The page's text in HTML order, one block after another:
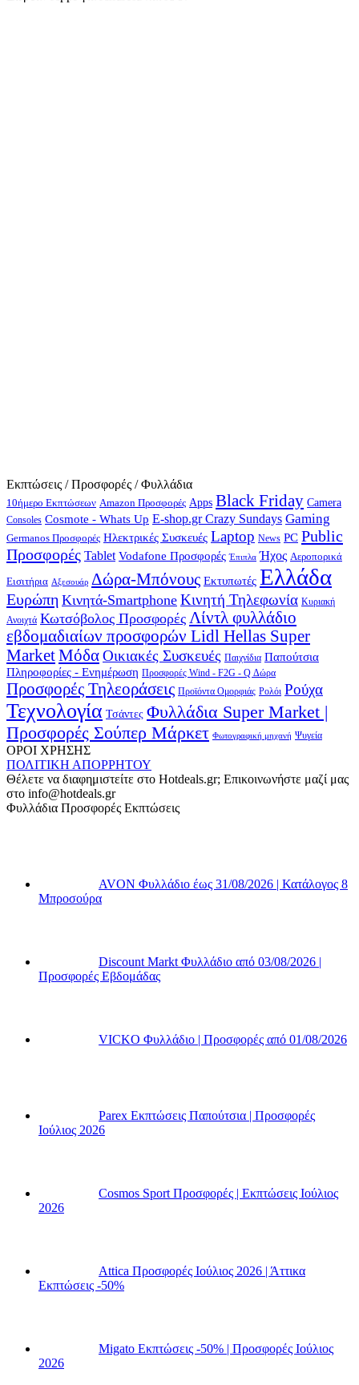
Εκπτώσεις / Προσφορές / Φυλλάδια
10ήμερο Εκπτώσεων Amazon Προσφορές Apps Black Friday Camera
Consoles Cosmote - Whats Up E-shop.gr Crazy Sundays Gaming
Germanos Προσφορές Hλεκτρικές Συσκευές Laptop News PC Public
Προσφορές Tablet Vodafone Προσφορές Έπιπλα Ήχος Αεροπορικά
Εισιτήρια Αξεσουάρ Δώρα-Μπόνους Εκτυπωτές Ελλάδα
Ευρώπη Κινητά-Smartphone Κινητή Τηλεφωνία Κυριακή
Ανοιχτά Κωτσόβολος Προσφορές Λίντλ φυλλάδιο
εβδομαδιαίων προσφορών Lidl Hellas Super
MarketΜόδαΟικιακές Συσκευές Παιχνίδια Παπούτσια
Πληροφορίες - Ενημέρωση Προσφορές Wind - F2G - Q Δώρα
Προσφορές Τηλεοράσεις Προϊόντα Ομορφιάς Ρολόι Ρούχα
Τεχνολογία Τσάντες Φυλλάδια Super Market |
Προσφορές Σούπερ Μάρκετ Φωτογραφική μηχανή Ψυγεία
ΟΡΟΙ ΧΡΗΣΗΣ
ΠΟΛΙΤΙΚΗ ΑΠΟΡΡΗΤΟΥ
Θέλετε να διαφημιστείτε στο Hotdeals.gr; Επικοινωνήστε μαζί μας
στο info@hotdeals.gr
Φυλλάδια Προσφορές Εκπτώσεις
AVON Φυλλάδιο έως 31/08/2026 | Κατάλογος 8
Μπροσούρα
Discount Markt Φυλλάδιο από 03/08/2026 |
Προσφορές Εβδομάδας
VICKO Φυλλάδιο | Προσφορές από 01/08/2026
Parex Εκπτώσεις Παπούτσια | Προσφορές
Ιούλιος 2026
Cosmos Sport Προσφορές | Εκπτώσεις Ιούλιος
2026
Attica Προσφορές Ιούλιος 2026 | Άττικα
Εκπτώσεις -50%
Migato Εκπτώσεις -50% | Προσφορές Ιούλιος
2026